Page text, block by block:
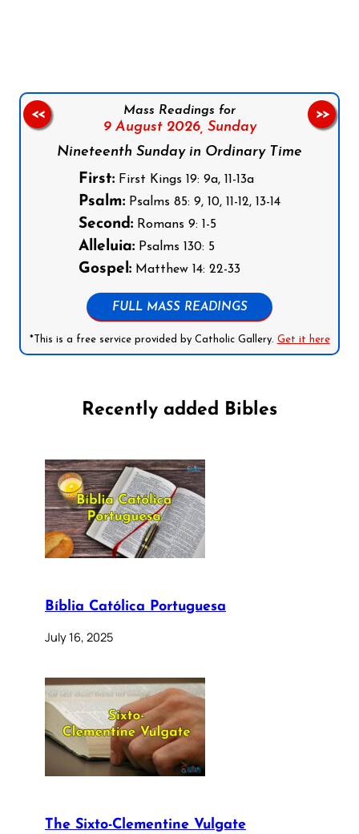
Mass Readings for
9 August 2026, Sunday
Nineteenth Sunday in Ordinary Time
First: First Kings 19: 9a, 11-13a
Psalm: Psalms 85: 9, 10, 11-12, 13-14
Second: Romans 9: 1-5
Alleluia: Psalms 130: 5
Gospel: Matthew 14: 22-33
FULL MASS READINGS
*This is a free service provided by Catholic Gallery. Get it here
<< >>
Recently added Bibles
Bíblia Católica Portuguesa
July 16, 2025
The Sixto-Clementine Vulgate